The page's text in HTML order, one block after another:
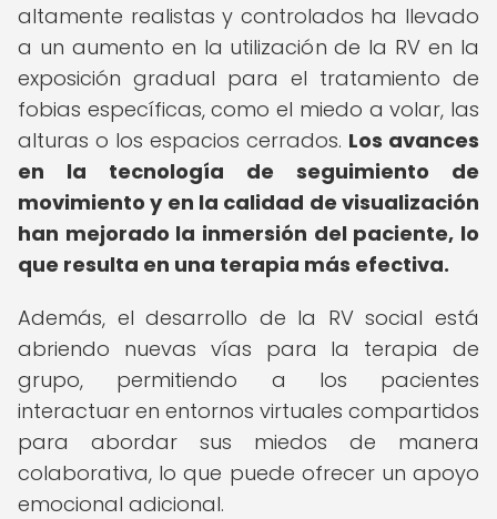
altamente realistas y controlados ha llevado
a un aumento en la utilización de la RV en la
exposición gradual para el tratamiento de
fobias específicas, como el miedo a volar, las
alturas o los espacios cerrados. Los avances
en la tecnología de seguimiento de
movimiento y en la calidad de visualización
han mejorado la inmersión del paciente, lo
que resulta en una terapia más efectiva.
Además, el desarrollo de la RV social está
abriendo nuevas vías para la terapia de
grupo, permitiendo a los pacientes
interactuar en entornos virtuales compartidos
para abordar sus miedos de manera
colaborativa, lo que puede ofrecer un apoyo
emocional adicional.